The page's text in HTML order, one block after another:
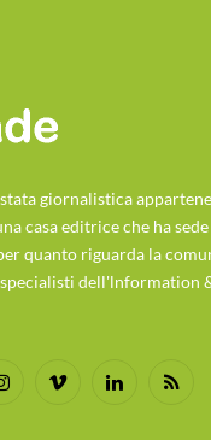
giornalistica
casa editrice che ha
quanto riguarda la
dell'lnformation
InstagramVimeo LinkedInRSS